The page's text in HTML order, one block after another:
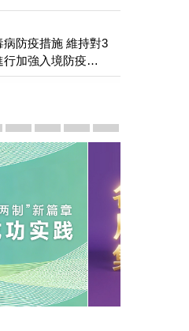
防疫措施 維持對3
加強入境防疫措
國兩制”新篇章 — 澳門“一國
月18日發表2026年施政報
行政區經濟和社會發展第
琴粵澳深度合作區專題網站
施政小講堂
走進澳門澳門相簿2020
《澳门微视